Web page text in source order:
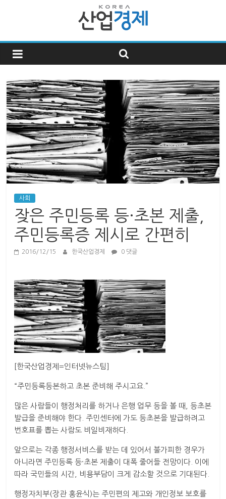
한
국
산
업
경
제
사회
잦은 주민등록 등·초본 제출,
주민등록증 제시로 간편히
2016/12/15 한국산업경제 0 댓글
[한국산업경제=인터넷뉴스팀]
“주민등록등본하고 초본 준비해 주시고요.”
많은 사람들이 행정처리를 하거나 은행 업무 등을 볼 때, 등초본
발급을 준비해야 한다. 주민센터에 가도 등초본을 발급하려고
번호표를 뽑는 사람도 비일비재하다.
앞으로는 각종 행정서비스를 받는 데 있어서 불가피한 경우가
아니라면 주민등록 등·초본 제출이 대폭 줄어들 전망이다. 이에
따라 국민들의 시간, 비용부담이 크게 감소할 것으로 기대된다.
행정자치부(장관 홍윤식)는 주민편의 제고와 개인정보 보호를